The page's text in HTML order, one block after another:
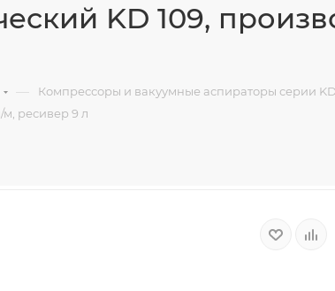
KD 109,
—
Компрессоры и вакуумные аспираторы серии
м, ресивер 9 л